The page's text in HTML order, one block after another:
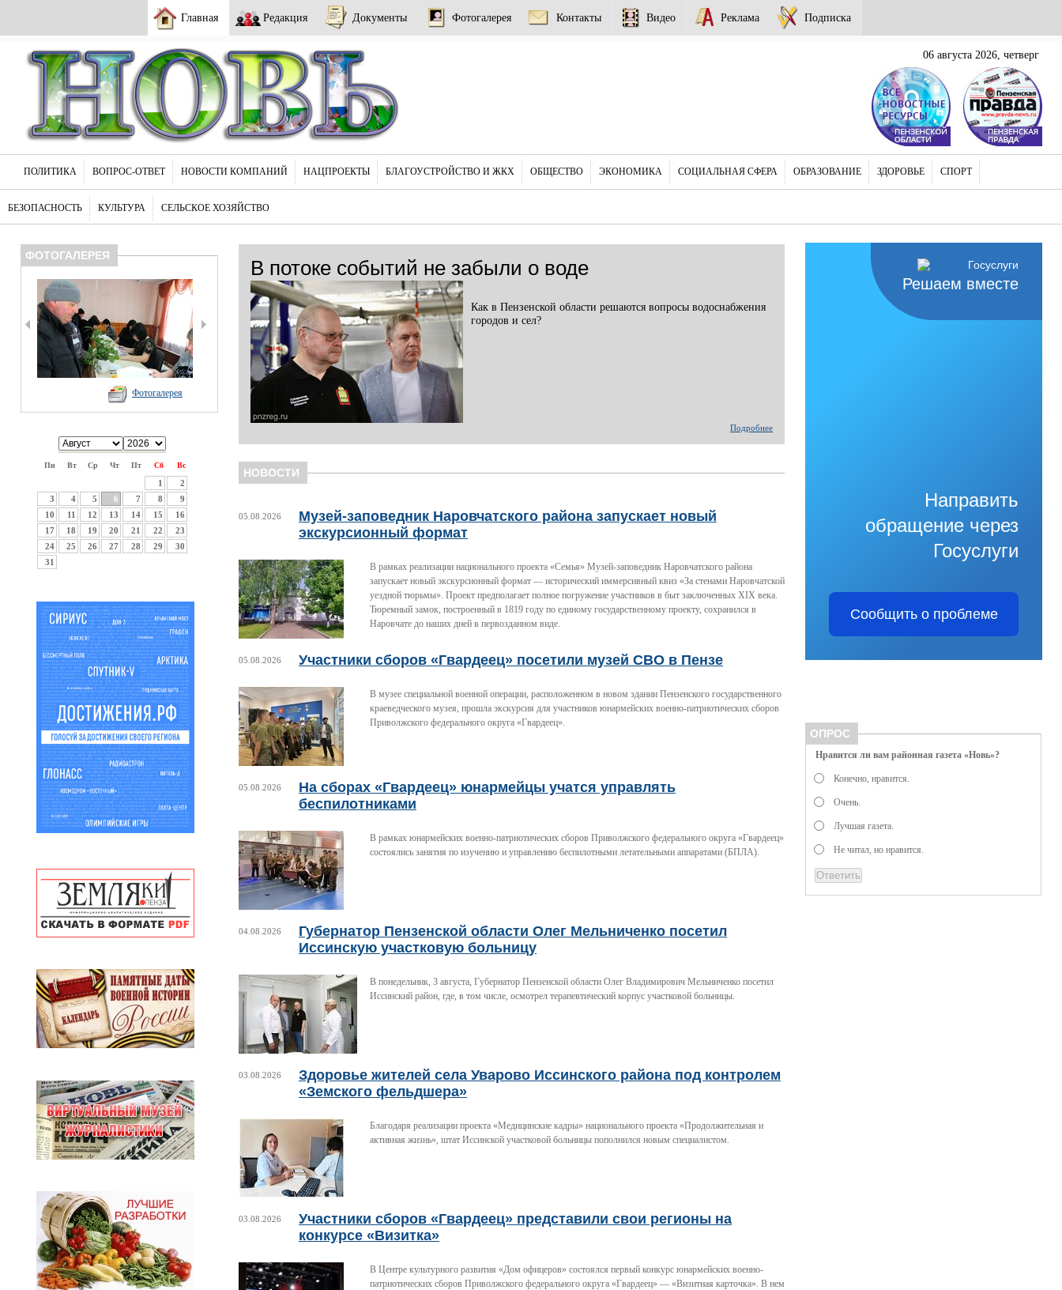
Главная Редакция Документы Фотогалерея Контакты Видео Реклама Подписка
06 августа 2026, четверг
ПОЛИТИКА ВОПРОС-ОТВЕТ НОВОСТИ КОМПАНИЙ НАЦПРОЕКТЫ БЛАГОУСТРОЙСТВО И ЖКХ ОБЩЕСТВО ЭКОНОМИКА СОЦИАЛЬНАЯ СФЕРА ОБРАЗОВАНИЕ ЗДОРОВЬЕ СПОРТ
БЕЗОПАСНОСТЬ КУЛЬТУРА СЕЛЬСКОЕ ХОЗЯЙСТВО
ФОТОГАЛЕРЕЯ
Фотогалерея
Пн Вт Ср Чт Пт Сб Вс
1
2
3
4 5 6 7 8
9
10
11 12 13 14 15
16
17
18 19 20 21 22
23
24
25 26 27 28 29
30
31
В потоке событий не забыли о воде
Как в Пензенской области решаются вопросы водоснабжения
городов и сел?
Подробнее
НОВОСТИ
05.08.2026
Музей-заповедник Наровчатского района запускает новый
экскурсионный формат
В рамках реализации национального проекта «Семья» Музей-заповедник Наровчатского района
запускает новый экскурсионный формат — исторический иммерсивный квиз «За стенами Наровчатской
уездной тюрьмы». Проект предполагает полное погружение участников в быт заключенных XIX века.
Тюремный замок, построенный в 1819 году по единому государственному проекту, сохранился в
Наровчате до наших дней в первозданном виде.
05.08.2026 Участники сборов «Гвардеец» посетили музей СВО в Пензе
В музее специальной военной операции, расположенном в новом здании Пензенского государственного
краеведческого музея, прошла экскурсия для участников юнармейских военно-патриотических сборов
Приволжского федерального округа «Гвардеец».
05.08.2026
На сборах «Гвардеец» юнармейцы учатся управлять
беспилотниками
В рамках юнармейских военно-патриотических сборов Приволжского федерального округа «Гвардеец»
состоялись занятия по изучению и управлению беспилотными летательными аппаратами (БПЛА).
04.08.2026
Губернатор Пензенской области Олег Мельниченко посетил
Иссинскую участковую больницу
В понедельник, 3 августа, Губернатор Пензенской области Олег Владимирович Мельниченко посетил
Иссинский район, где, в том числе, осмотрел терапевтический корпус участковой больницы.
03.08.2026
Здоровье жителей села Уварово Иссинского района под контролем
«Земского фельдшера»
Благодаря реализации проекта «Медицинские кадры» национального проекта «Продолжительная и
активная жизнь», штат Иссинской участковой больницы пополнился новым специалистом.
03.08.2026
Участники сборов «Гвардеец» представили свои регионы на
конкурсе «Визитка»
В Центре культурного развития «Дом офицеров» состоялся первый конкурс юнармейских военно-
патриотических сборов Приволжского федерального округа «Гвардеец» — «Визитная карточка». В нем
Решаем вместе
Направить
обращение через
Госуслуги
Сообщить о проблеме
ОПРОС
Нравится ли вам районная газета «Новь»?
Конечно, нравится.
Очень.
Лучшая газета.
Не читал, но нравится.